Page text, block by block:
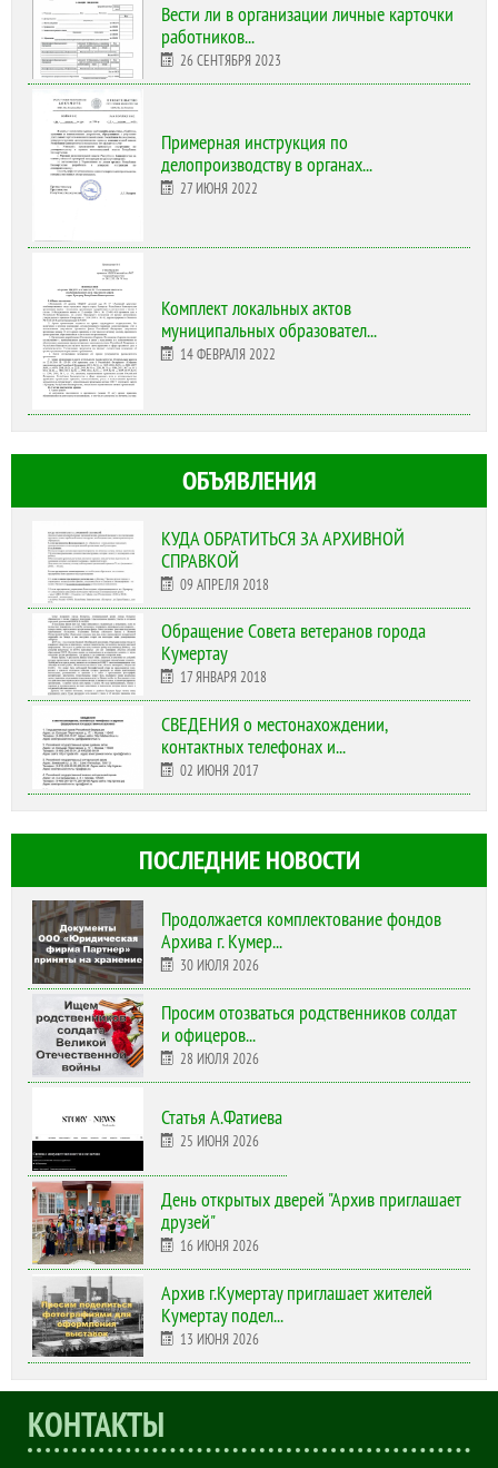
Вести ли в организации личные карточки
работников...
26 СЕНТЯБРЯ 2023
Примерная инструкция по
делопроизводству в органах...
27 ИЮНЯ 2022
Комплект локальных актов
муниципальных образовател...
14 ФЕВРАЛЯ 2022
ОБЪЯВЛЕНИЯ
КУДА ОБРАТИТЬСЯ ЗА АРХИВНОЙ
СПРАВКОЙ
09 АПРЕЛЯ 2018
Обращение Совета ветеранов города
Кумертау
17 ЯНВАРЯ 2018
СВЕДЕНИЯ о местонахождении,
контактных телефонах и...
02 ИЮНЯ 2017
ПОСЛЕДНИЕ НОВОСТИ
Продолжается комплектование фондов
Архива г. Кумер...
30 ИЮЛЯ 2026
Просим отозваться родственников солдат
и офицеров...
28 ИЮЛЯ 2026
Статья А.Фатиева
25 ИЮНЯ 2026
День открытых дверей "Архив приглашает
друзей"
16 ИЮНЯ 2026
Архив г.Кумертау приглашает жителей
Кумертау подел...
13 ИЮНЯ 2026
КОНТАКТЫ